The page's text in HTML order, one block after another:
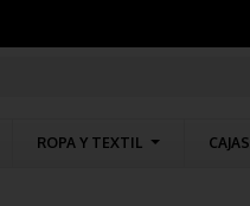
ROPA Y TEXTIL